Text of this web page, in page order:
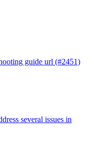
guide url (#2451)
several issues in